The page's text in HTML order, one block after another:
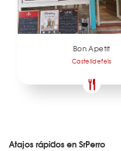
Bon Apetit
Castelldefels
Atajos rápidos en SrPerro